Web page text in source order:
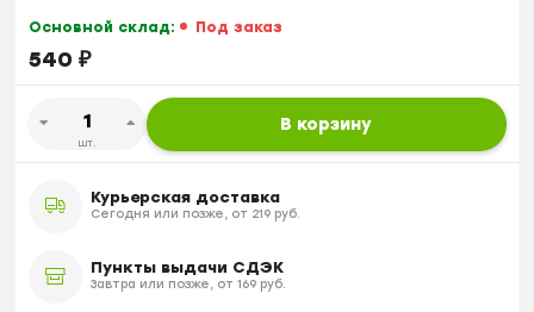
Основной склад: Под заказ
540 ₽
шт.
В корзину
Курьерская доставка
Сегодня или позже, от 219 руб.
Пункты выдачи СДЭК
Завтра или позже, от 169 руб.